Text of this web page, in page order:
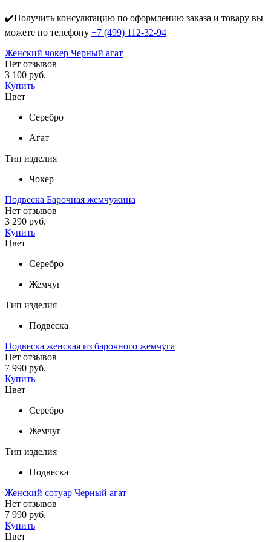
✔️Получить консультацию по оформлению заказа и товару вы
можете по телефону +7 (499) 112-32-94
Женский чокер Черный агат
Нет отзывов
3 100 руб.
Купить
Цвет
Серебро
Агат
Тип изделия
Чокер
Подвеска Барочная жемчужина
Нет отзывов
3 290 руб.
Купить
Цвет
Серебро
Жемчуг
Тип изделия
Подвеска
Подвеска женская из барочного жемчуга
Нет отзывов
7 990 руб.
Купить
Цвет
Серебро
Жемчуг
Тип изделия
Подвеска
Женский сотуар Черный агат
Нет отзывов
7 990 руб.
Купить
Цвет